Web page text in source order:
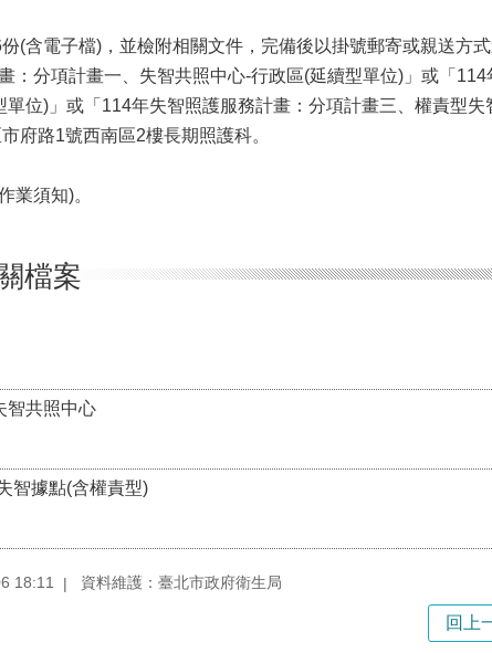
(含電子檔)，並檢附相關文件，完備後以掛號郵寄或親送方
分項計畫一、失智共照中心-行政區(延續型單位)」或「114
位)」或「114年失智照護服務計畫：分項計畫三、權責型失
府路1號西南區2樓長期照護科。
業須知)。
檔案
智共照中心
智據點(含權責型)
18:11 資料維護：臺北市政府衛生局
回上